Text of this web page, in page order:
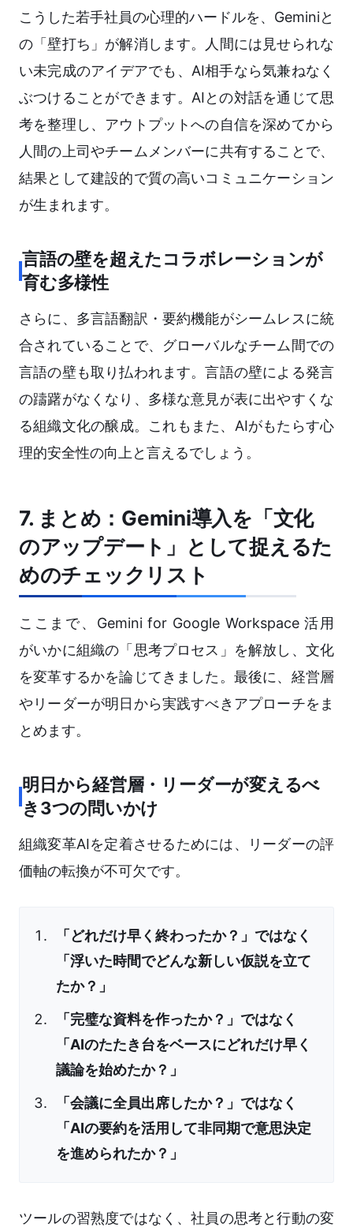
こうした若手社員の心理的ハードルを、Geminiと
の「壁打ち」が解消します。人間には見せられな
い未完成のアイデアでも、AI相手なら気兼ねなく
ぶつけることができます。AIとの対話を通じて思
考を整理し、アウトプットへの自信を深めてから
人間の上司やチームメンバーに共有することで、
結果として建設的で質の高いコミュニケーション
が生まれます。
言語の壁を超えたコラボレーションが
育む多様性
さらに、多言語翻訳・要約機能がシームレスに統
合されていることで、グローバルなチーム間での
言語の壁も取り払われます。言語の壁による発言
の躊躇がなくなり、多様な意見が表に出やすくな
る組織文化の醸成。これもまた、AIがもたらす心
理的安全性の向上と言えるでしょう。
7. まとめ：Gemini導入を「文化
のアップデート」として捉えるた
めのチェックリスト
ここまで、Gemini for Google Workspace 活用
がいかに組織の「思考プロセス」を解放し、文化
を変革するかを論じてきました。最後に、経営層
やリーダーが明日から実践すべきアプローチをま
とめます。
明日から経営層・リーダーが変えるべ
き3つの問いかけ
組織変革AIを定着させるためには、リーダーの評
価軸の転換が不可欠です。
「どれだけ早く終わったか？」ではなく
「浮いた時間でどんな新しい仮説を立て
たか？」
「完璧な資料を作ったか？」ではなく
「AIのたたき台をベースにどれだけ早く
議論を始めたか？」
「会議に全員出席したか？」ではなく
「AIの要約を活用して非同期で意思決定
を進められたか？」
ツールの習熟度ではなく、社員の思考と行動の変